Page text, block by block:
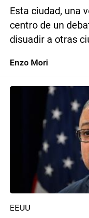
Esta ciudad, una
centro de un
disuadir a otras
Enzo Mori
EEUU